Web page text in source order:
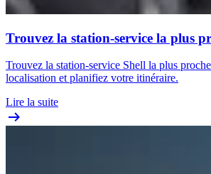
Trouvez la station-service la plus
Trouvez la station-service Shell la plus
localisation et planifiez votre itinéraire.
Lire la suite